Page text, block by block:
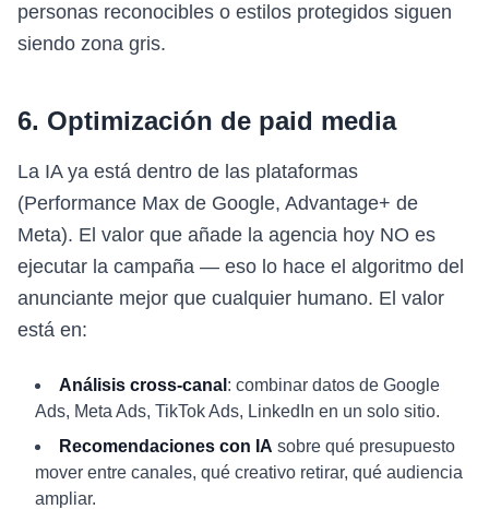
personas reconocibles o estilos protegidos siguen
siendo zona gris.
6. Optimización de paid media
La IA ya está dentro de las plataformas
(Performance Max de Google, Advantage+ de
Meta). El valor que añade la agencia hoy NO es
ejecutar la campaña — eso lo hace el algoritmo del
anunciante mejor que cualquier humano. El valor
está en:
Análisis cross-canal : combinar datos de Google
Ads, Meta Ads, TikTok Ads, LinkedIn en un solo sitio.
Recomendaciones con IA sobre qué presupuesto
mover entre canales, qué creativo retirar, qué audiencia
ampliar.